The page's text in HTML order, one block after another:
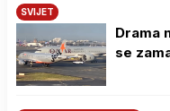
SVIJET
Drama
se